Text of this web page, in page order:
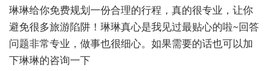
琳琳给你免费规划一份合理的行程，真的很专业，让你
避免很多旅游陷阱！琳琳真心是我见过最贴心的啦~回答
问题非常专业，做事也很细心。如果需要的话也可以加
下琳琳的咨询一下